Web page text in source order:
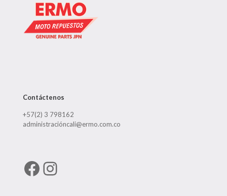
Contáctenos
+57(2) 3 798162
administracióncali@ermo.com.co
Facebook
Instagram